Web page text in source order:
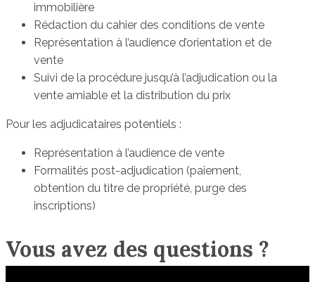
immobilière
Rédaction du cahier des conditions de vente
Représentation à l’audience d’orientation et de
vente
Suivi de la procédure jusqu’à l’adjudication ou la
vente amiable et la distribution du prix
Pour les adjudicataires potentiels :
Représentation à l’audience de vente
Formalités post-adjudication (paiement,
obtention du titre de propriété, purge des
inscriptions)
Vous avez des questions ?